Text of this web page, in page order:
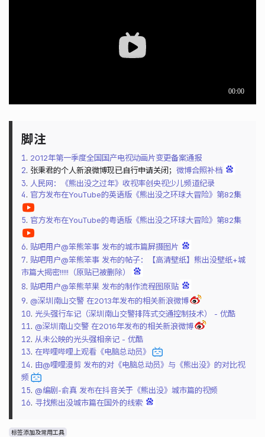
1. 2012年第一季度全国国产电视动画片变更备案通报
2. 张秉君的个人新浪微博现已自行申请关闭； 微博合照补档
3. 人民网：《熊出没之过年》收视率创央视少儿频道纪录
4. 官方发布在YouTube的英语版《熊出没之环球大冒险》第82集
5. 官方发布在YouTube的粤语版《熊出没之环球大冒险》第82集
6. 贴吧用户@笨熊笨事 发布的城市篇屏摄图片
7. 贴吧用户@笨熊笨事 发布的帖子：【高清壁纸】熊出没壁纸+城
市篇大揭密!!!!!（原贴已被删除）
8. 贴吧用户@笨熊苹果 发布的制作流程图原贴
9. @深圳南山交警 在2013年发布的相关新浪微博
10. 光头强行车记（深圳南山交警排阵式交通控制技术） - 优酷
11. @深圳南山交警 在2016年发布的相关新浪微博
12. 从未公映的光头强相亲记 - 优酷
13. 在哔哩哔哩上观看《电脑总动员》
14. 由@哩哩漫剪 发布的对《电脑总动员》与《熊出没》的对比视
频
15. @编剧-俞真 发布在抖音关于《熊出没》城市篇的视频
16. 寻找熊出没城市篇在国外的线索
标签添加及常用工具